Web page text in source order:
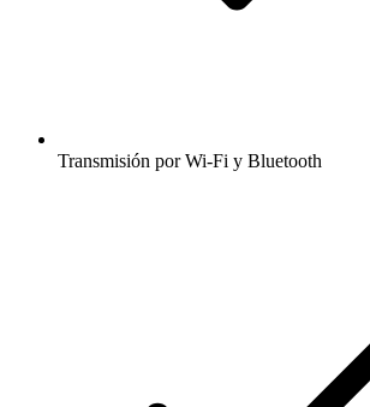
Transmisión por Wi-Fi y Bluetooth